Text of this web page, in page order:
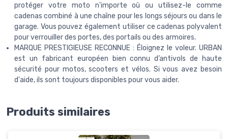
protéger votre moto n'importe où ou utilisez-le comme
cadenas combiné à une chaîne pour les longs séjours ou dans le
garage. Vous pouvez également utiliser ce cadenas polyvalent
pour verrouiller des portes, des portails ou des armoires.
MARQUE PRESTIGIEUSE RECONNUE : Éloignez le voleur. URBAN
est un fabricant européen bien connu d’antivols de haute
sécurité pour motos, scooters et vélos. Si vous avez besoin
d'aide, ils sont toujours disponibles pour vous aider.
Produits similaires